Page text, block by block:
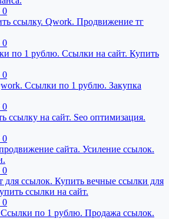
0
ссылку. Qwork. Продвижение тг
0
по 1 рублю. Ссылки на сайт. Купить
0
Ссылки по 1 рублю. Закупка
0
ссылку на сайт. Seo оптимизация.
0
сайта. Усиление ссылок.
0
для ссылок. Купить вечные ссылки для
ссылки на сайт.
0
по 1 рублю. Продажа ссылок.